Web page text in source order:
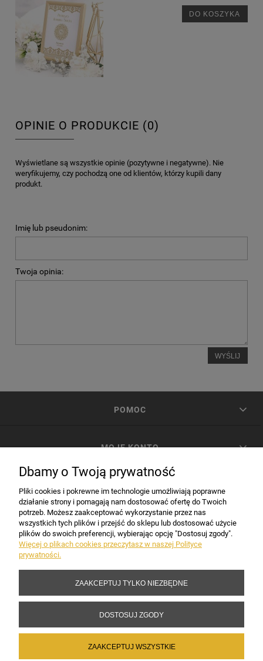
DO KOSZYKA
OPINIE O PRODUKCIE (0)
Wyświetlane są wszystkie opinie (pozytywne i negatywne). Nie
weryfikujemy, czy pochodzą one od klientów, którzy kupili dany
produkt.
Imię lub pseudonim:
Twoja opinia:
WYŚLIJ
POMOC
MOJE KONTO
INFORMACJE
Copyright 2017-2026 Sakramento.pl
Dbamy o Twoją prywatność
Pliki cookies i pokrewne im technologie umożliwiają poprawne
działanie strony i pomagają nam dostosować ofertę do Twoich
potrzeb. Możesz zaakceptować wykorzystanie przez nas
wszystkich tych plików i przejść do sklepu lub dostosować użycie
plików do swoich preferencji, wybierając opcję "Dostosuj zgody".
Więcej o plikach cookies przeczytasz w naszej Polityce
prywatności.
ZAAKCEPTUJ TYLKO NIEZBĘDNE
DOSTOSUJ ZGODY
ZAAKCEPTUJ WSZYSTKIE